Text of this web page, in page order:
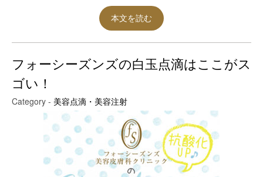
本文を読む
フォーシーズンズの白玉点滴はここがス
ゴい！
Category - 美容点滴・美容注射